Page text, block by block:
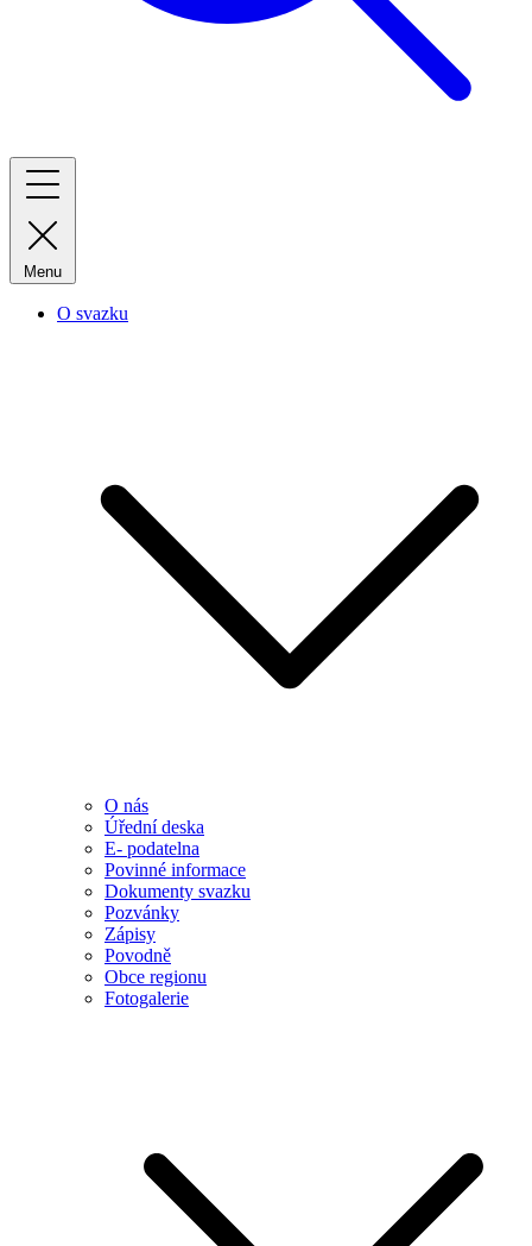
Menu
O svazku
O nás
Úřední deska
E- podatelna
Povinné informace
Dokumenty svazku
Pozvánky
Zápisy
Povodně
Obce regionu
Fotogalerie